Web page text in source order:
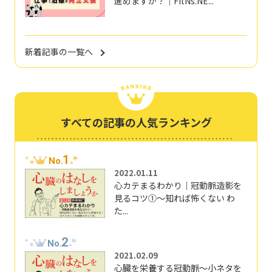
新着記事の一覧へ
すべての記事の人気ランキング
No.1
2022.01.11
心カテまるわかり｜冠動脈造影を
見るコツ①～知れば怖くない わ
た...
No.2
2021.02.09
心臓を栄養する冠動脈～小ネタを